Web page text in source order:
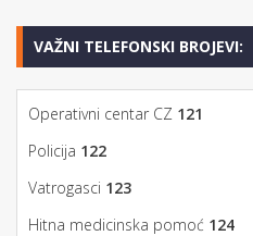
VAŽNI TELEFONSKI BROJEVI:
Operativni centar CZ 121
Policija 122
Vatrogasci 123
Hitna medicinska pomoć 124